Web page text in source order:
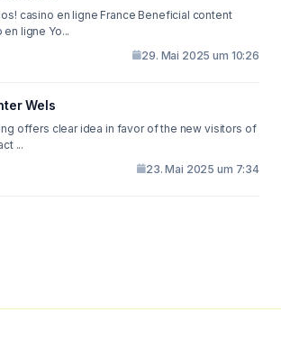
casino en ligne France Beneficial content
ligne Yo...
29. Mai 2025 um 10:26
Wels
offers clear idea in favor of the new visitors of
...
23. Mai 2025 um 7:34